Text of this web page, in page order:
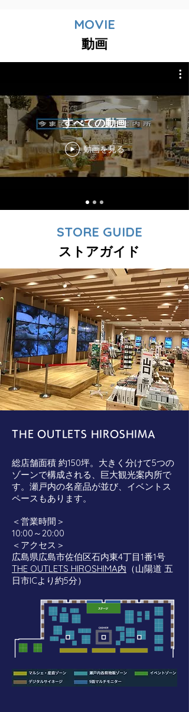
MOVIE
動画
すべての動画
動画を見る
STORE GUIDE
ストアガイド
THE OUTLETS HIROSHIMA
総店舗面積 約150坪。大きく分けて5つの
ゾーンで構成される、巨大観光案内所で
す。瀬戸内の名産品が並び、イベントス
ペースもあります。
＜営業時間＞
10:00～20:00
＜アクセス＞
広島県広島市佐伯区石内東4丁目1番1号
THE OUTLETS HIROSHIMA内 （山陽道 五
日市ICより約5分）